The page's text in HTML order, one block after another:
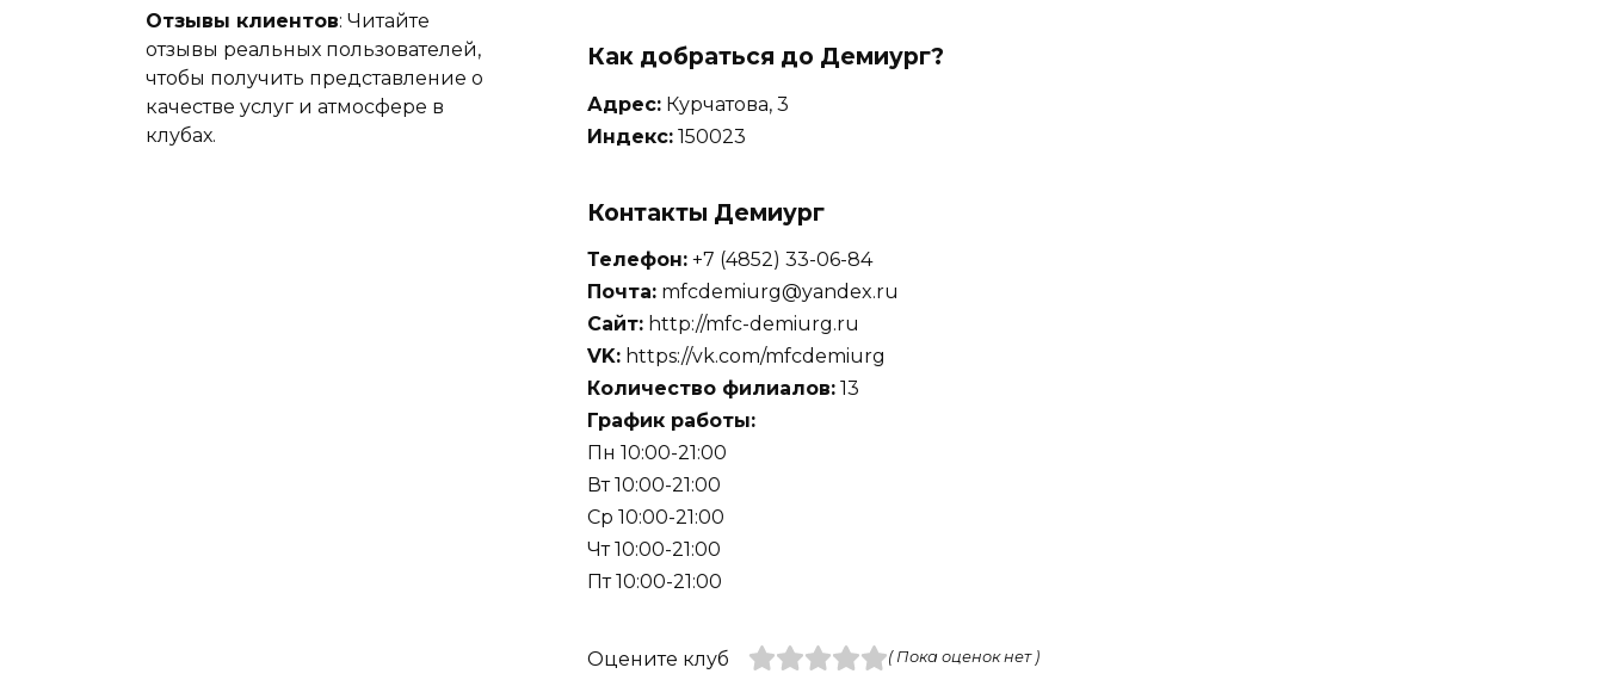
Как добраться до Демиург?
Адрес: Курчатова, 3
Индекс: 150023
Контакты Демиург
Телефон: +7 (4852) 33-06-84
Почта: mfcdemiurg@yandex.ru
Сайт: http://mfc-demiurg.ru
VK: https://vk.com/mfcdemiurg
Количество филиалов: 13
График работы:
Пн 10:00-21:00
Вт 10:00-21:00
Ср 10:00-21:00
Чт 10:00-21:00
Пт 10:00-21:00
Оцените клуб ( Пока оценок нет )
Отзывы клиентов: Читайте
отзывы реальных пользователей,
чтобы получить представление о
качестве услуг и атмосфере в
клубах.